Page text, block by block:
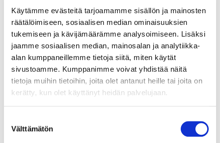
Käytämme evästeitä tarjoamamme sisällön ja mainosten
räätälöimiseen, sosiaalisen median ominaisuuksien
tukemiseen ja kävijämäärämme analysoimiseen. Lisäksi
jaamme sosiaalisen median, mainosalan ja analytiikka-
alan kumppaneillemme tietoja siitä, miten käytät
sivustoamme. Kumppanimme voivat yhdistää näitä
tietoja muihin tietoihin, joita olet antanut heille tai joita on
kerätty, kun olet käyttänyt heidän palvelujaan.
valinta
Välttämätön
hyödynnetään erilaisia
sekoitustekniikoita
(magneettisekoittaja, keitto,
sentrifuugaus).
Yksinkertaisimmat
monitoroinnin mittaukset
käsittävät prosessin tilan
seurantaa (esim. hach
multimittari, johon
johtokyky ja happi anturit) ja
mahdollistavat tarvittavat